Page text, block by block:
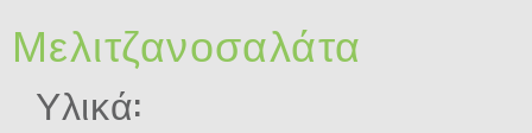
Μελιτζανοσαλάτα
Υλικά: